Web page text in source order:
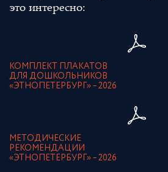
это интересно:
КОМПЛЕКТ ПЛАКАТОВ
ДЛЯ ДОШКОЛЬНИКОВ
«ЭТНОПЕТЕРБУРГ» – 2026
МЕТОДИЧЕСКИЕ
РЕКОМЕНДАЦИИ
«ЭТНОПЕТЕРБУРГ» – 2026